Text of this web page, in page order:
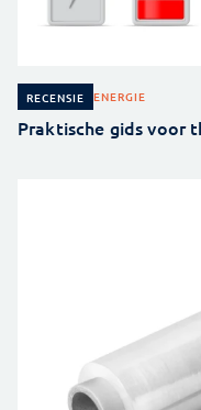
RECENSIE ENERGIE
Praktische gids voor